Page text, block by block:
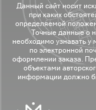
Данный сайт носит
при каких
определяемой
Точные данные о
необходимо узнавать
по электронной
оформлении заказа.
объектами
информации должно